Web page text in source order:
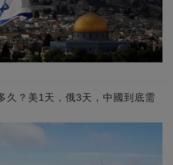
久？美1天，俄3天，中國到底需